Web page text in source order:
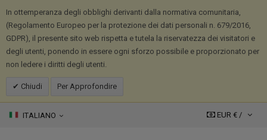
In ottemperanza degli obblighi derivanti dalla normativa comunitaria,
(Regolamento Europeo per la protezione dei dati personali n. 679/2016,
GDPR), il presente sito web rispetta e tutela la riservatezza dei visitatori e
degli utenti, ponendo in essere ogni sforzo possibile e proporzionato per
non ledere i diritti degli utenti.
Chiudi Per Approfondire
ITALIANO EUR € /